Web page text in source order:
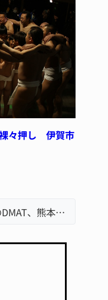
々押し 伊賀市
名張市立病院のDMAT、熊本地震の被災地へ 能登以来3回目の派遣